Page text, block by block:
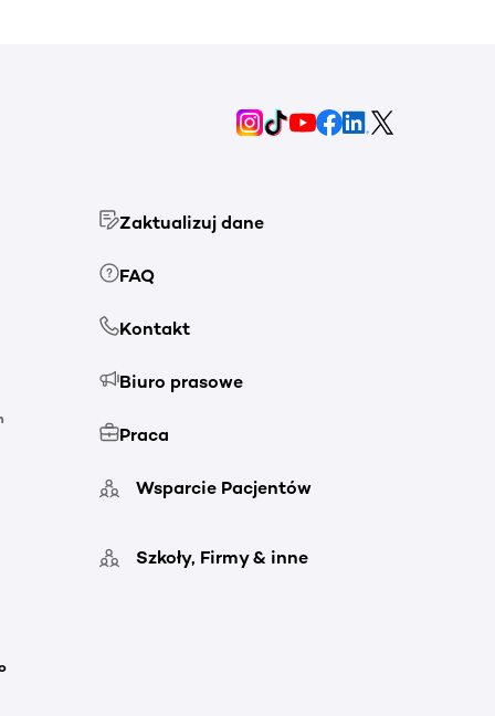
Zaktualizuj dane
FAQ
Kontakt
Biuro prasowe
Praca
Wsparcie Pacjentów
Szkoły, Firmy & inne